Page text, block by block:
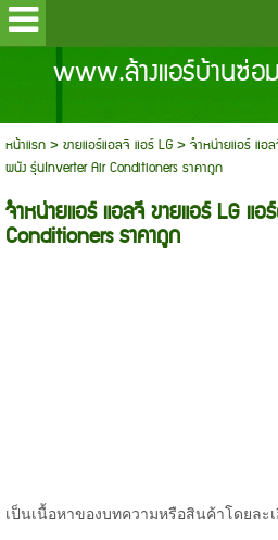
www.ล้างแอร์บ้านซ่อ
หน้าแรก>ขายแอร์แอลจี แอร์ LG>จำหน่ายแอร์ แอ
ผนัง รุ่นInverter Air Conditioners ราคาถูก
จำหน่ายแอร์ แอลจี ขายแอร์ LG แ
Conditioners ราคาถูก
เป็นเนื้อหาของบทความหรือสินค้าโดยละเ